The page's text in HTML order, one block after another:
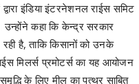
इंडिया इंटरनेशनल राईस समिट
कहा कि केन्द्र सरकार
है, ताकि किसानों को उनके
मिलर्स प्रमोटर्स का यह आयोजन
के लिए मील का पत्थर साबित